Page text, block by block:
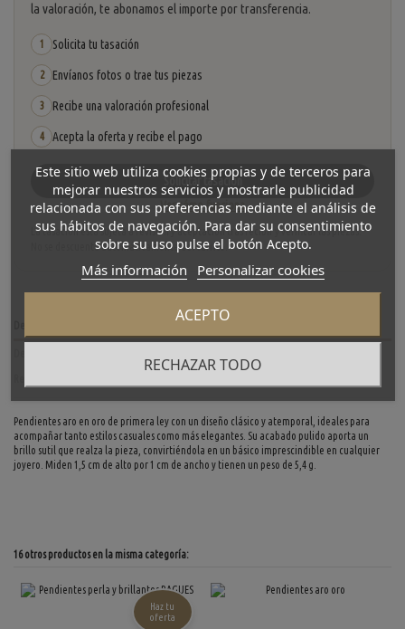
la valoración, te abonamos el importe por transferencia.
1 Solicita tu tasación
2 Envíanos fotos o trae tus piezas
3 Recibe una valoración profesional
4 Acepta la oferta y recibe el pago
Solicitar tasación
Ver cómo funciona
La tasación está sujeta a revisión y aceptación tras recibir y verificar las piezas.
No se descuenta automáticamente del carrito.
Pendientes aro en oro de primera ley con un diseño clásico y atemporal, ideales para
acompañar tanto estilos casuales como más elegantes. Su acabado pulido aporta un
brillo sutil que realza la pieza, convirtiéndola en un básico imprescindible en cualquier
joyero. Miden 1,5 cm de alto por 1 cm de ancho y tienen un peso de 5,4 g.
16 otros productos en la misma categoría:
Haz tu
oferta
Este sitio web utiliza cookies propias y de terceros para
mejorar nuestros servicios y mostrarle publicidad
relacionada con sus preferencias mediante el análisis de
sus hábitos de navegación. Para dar su consentimiento
sobre su uso pulse el botón Acepto.
Más información Personalizar cookies
RECHAZAR TODO
ACEPTO